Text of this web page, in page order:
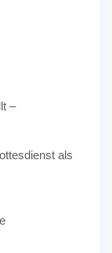
–
als